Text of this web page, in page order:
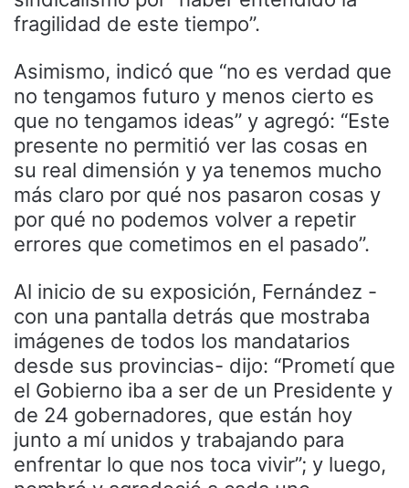
fragilidad de este tiempo”.
Asimismo, indicó que “no es verdad que
no tengamos futuro y menos cierto es
que no tengamos ideas” y agregó: “Este
presente no permitió ver las cosas en
su real dimensión y ya tenemos mucho
más claro por qué nos pasaron cosas y
por qué no podemos volver a repetir
errores que cometimos en el pasado”.
Al inicio de su exposición, Fernández -
con una pantalla detrás que mostraba
imágenes de todos los mandatarios
desde sus provincias- dijo: “Prometí que
el Gobierno iba a ser de un Presidente y
de 24 gobernadores, que están hoy
junto a mí unidos y trabajando para
enfrentar lo que nos toca vivir”; y luego,